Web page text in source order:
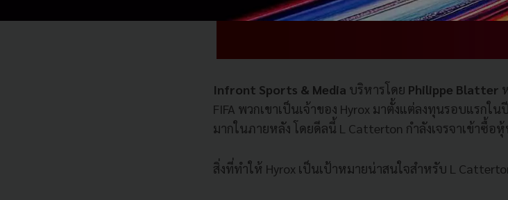
Infront Sports & Media บริหารโดย Philippe Blatter
FIFA พวกเขาเป็นเจ้าของ Hyrox มาตั้งแต่ลงทุนรอบแรก
มากในภายหลัง โดยดีลนี้ L Catterton กำลังเจรจาเข้าซื้อ
สิ่งที่ทำให้ Hyrox เป็นเป้าหมายน่าสนใจสำหรับ L